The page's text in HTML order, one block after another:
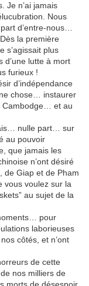
Je n’ai jamais
Nous
d’entre-nous…
la première
s’agissait plus
d’une lutte à mort
furieux !
d’indépendance
chose… instaurer
Cambodge… et au
nulle part… sur
au pouvoir
que jamais les
n’ont désiré
, de Giap et de Pham
vous voulez sur la
au sujet de la
pour
laborieuses
côtés, et n’ont
de cette
nos milliers de